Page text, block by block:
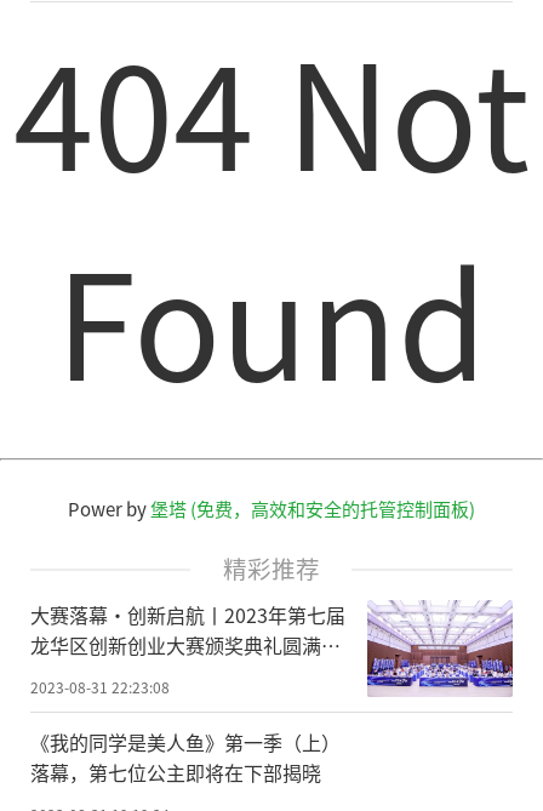
404 Not
Found
Power by堡塔 (免费，高效和安全的托管控制面板)
精彩推荐
大赛落幕·创新启航丨2023年第七届
龙华区创新创业大赛颁奖典礼圆满举
办！
2023-08-31 22:23:08
《我的同学是美人鱼》第一季（上）
落幕，第七位公主即将在下部揭晓